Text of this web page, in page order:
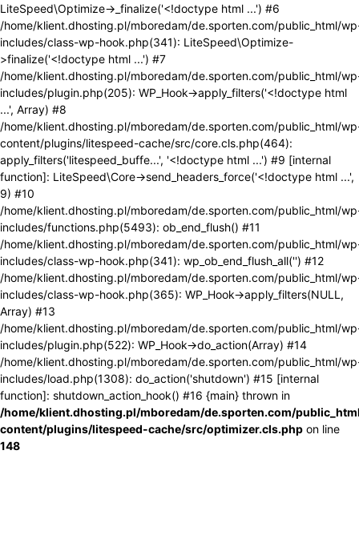
LiteSpeed\Optimize->_finalize('<!doctype html ...') #6
/home/klient.dhosting.pl/mboredam/de.sporten.com/public_html/
includes/class-wp-hook.php(341): LiteSpeed\Optimize-
>finalize('<!doctype html ...') #7
/home/klient.dhosting.pl/mboredam/de.sporten.com/public_html/
includes/plugin.php(205): WP_Hook->apply_filters('<!doctype html
...', Array) #8
/home/klient.dhosting.pl/mboredam/de.sporten.com/public_html/
content/plugins/litespeed-cache/src/core.cls.php(464):
apply_filters('litespeed_buffe...', '<!doctype html ...') #9 [internal
function]: LiteSpeed\Core->send_headers_force('<!doctype html ...',
9) #10
/home/klient.dhosting.pl/mboredam/de.sporten.com/public_html/
includes/functions.php(5493): ob_end_flush() #11
/home/klient.dhosting.pl/mboredam/de.sporten.com/public_html/
includes/class-wp-hook.php(341): wp_ob_end_flush_all('') #12
/home/klient.dhosting.pl/mboredam/de.sporten.com/public_html/
includes/class-wp-hook.php(365): WP_Hook->apply_filters(NULL,
Array) #13
/home/klient.dhosting.pl/mboredam/de.sporten.com/public_html/
includes/plugin.php(522): WP_Hook->do_action(Array) #14
/home/klient.dhosting.pl/mboredam/de.sporten.com/public_html/
includes/load.php(1308): do_action('shutdown') #15 [internal
function]: shutdown_action_hook() #16 {main} thrown in
/home/klient.dhosting.pl/mboredam/de.sporten.com/
content/plugins/litespeed-cache/src/optimizer.cls.php on line
148